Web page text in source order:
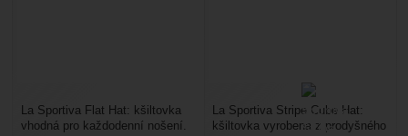
La Sportiva Flat Hat: kšiltovka
vhodná pro každodenní nošení.
La Sportiva Stripe Cube Hat:
kšiltovka vyrobena z prodyšného